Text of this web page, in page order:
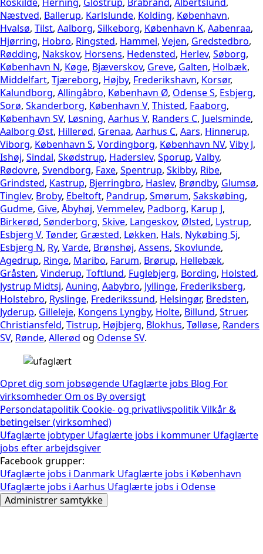
Næstved, Ballerup, Karlslunde, Kolding, København,
Hvalsø, Tilst, Aalborg, Silkeborg, København K, Aabenraa,
Hjørring, Hobro, Ringsted, Hammel, Vejen, Gredstedbro,
Rødding, Nakskov, Horsens, Hedensted, Herlev, Søborg,
København N, Køge, Bjæverskov, Greve, Galten, Holbæk,
Middelfart, Tjæreborg, Højby, Frederikshavn, Korsør,
Kalundborg, Allingåbro, København Ø, Odense S, Esbjerg,
Sorø, Skanderborg, København V, Thisted, Faaborg,
København SV, Løsning, Aarhus V, Randers C, Juelsminde,
Aalborg Øst, Hillerød, Grenaa, Aarhus C, Aars, Hinnerup,
Viborg, København S, Vordingborg, København NV, Viby J,
Ishøj, Sindal, Skødstrup, Haderslev, Sporup, Valby,
Rødovre, Svendborg, Faxe, Spentrup, Skibby, Ribe,
Grindsted, Kastrup, Bjerringbro, Haslev, Brøndby, Glumsø,
Tinglev, Broby, Ebeltoft, Pandrup, Smørum, Sakskøbing,
Gudme, Give, Åbyhøj, Vemmelev, Padborg, Karup J,
Birkerød, Sønderborg, Skive, Langeskov, Ølsted, Lystrup,
Esbjerg V, Tønder, Græsted, Løkken, Hals, Nykøbing Sj,
Esbjerg N, Ry, Varde, Brønshøj, Assens, Skovlunde,
Agedrup, Ringe, Maribo, Farum, Brørup, Hellebæk,
Gråsten, Vinderup, Toftlund, Fuglebjerg, Bording, Holsted,
Jystrup Midtsj, Auning, Aabybro, Jyllinge, Frederiksberg,
Holstebro, Ryslinge, Frederikssund, Helsingør, Bredsten,
Jyderup, Gilleleje, Kongens Lyngby, Holte, Billund, Struer,
Christiansfeld, Tistrup, Højbjerg, Blokhus, Tølløse, Randers
SV, Rønde, Allerød og Odense SV.
Opret dig som jobsøgende Ufaglærte jobs Blog For
virksomheder Om os By oversigt
Persondatapolitik Cookie- og privatlivspolitikVilkår &
betingelser (virksomhed)
Ufaglærte jobtyper Ufaglærte jobs i kommuner Ufaglærte
jobs efter arbejdsgiver
Facebook grupper:
Ufaglærte jobs i Danmark Ufaglærte jobs i København
Ufaglærte jobs i Aarhus Ufaglærte jobs i Odense
Administrer samtykke